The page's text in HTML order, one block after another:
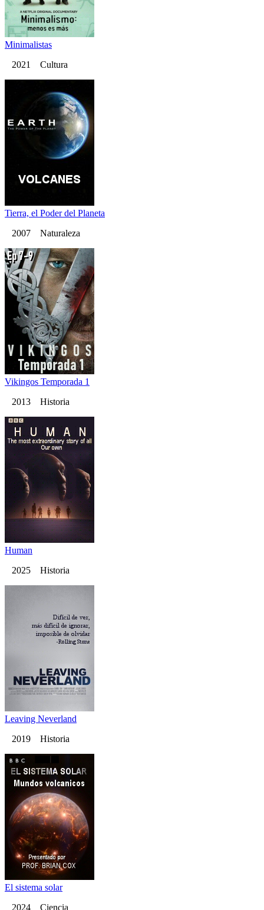
Minimalistas
2021 Cultura
Tierra, el Poder del Planeta
2007 Naturaleza
Vikingos Temporada 1
2013 Historia
Human
2025 Historia
Leaving Neverland
2019 Historia
El sistema solar
2024 Ciencia